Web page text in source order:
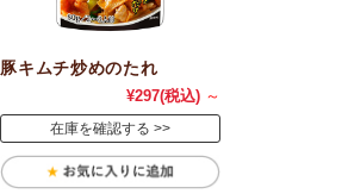
豚キムチ炒めのたれ
¥297(税込) ～
在庫を確認する